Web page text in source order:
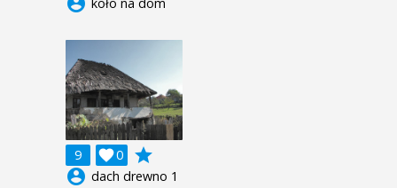
9 0

grade
account_circle dach drewno 1